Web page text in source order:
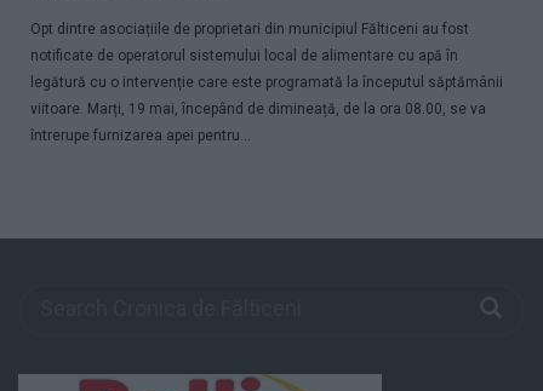
Opt dintre asociațiile de proprietari din municipiul Fălticeni au fost
notificate de operatorul sistemului local de alimentare cu apă în
legătură cu o intervenție care este programată la începutul săptămânii
viitoare. Marți, 19 mai, începând de dimineață, de la ora 08.00, se va
întrerupe furnizarea apei pentru...